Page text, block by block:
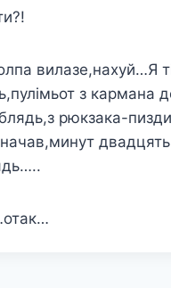
вилазе,нахуй…Я
з кармана
рюкзака-